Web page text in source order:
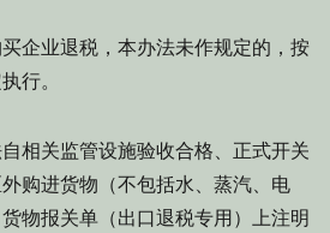
业退税，本办法未作规定的，按
行。
关监管设施验收合格、正式开关
购进货物（不包括水、蒸汽、电
物报关单（出口退税专用）上注明